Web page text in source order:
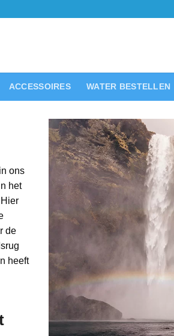
ACCESSOIRES WATER BESTELLEN
ons
het
de
heeft